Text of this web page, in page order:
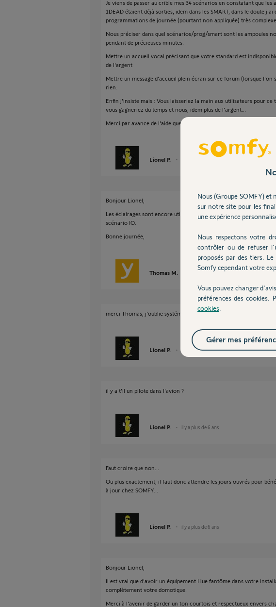
Je viens de passer au crible mes 34 scénarios en constatant que les
1DEAD étaient déjà sorties, idem dans les SMART, dans le doute j'ai
programmations de journée (pourtant non appliquée) très complexe
Nous préciser dans quel scénarios/prog/smart sont les ampoules
pendant de précieuses minutes.
Mettre un accueil vocal précisant que votre standard est
de l'argent
Mettre un message d'accueil plein écran sur ce forum (lorsque l'on
rien.
Enfin j'insiste mais : Vous laisseriez la main aux utilisateurs pour ce
vous gagneriez du temps et nous, idem plus de l'argent...
Merci par avance de l'aide que vous voudrez bien m'apporter et
Lionel P. il y a plus de 6 ans
Bonjour Lionel,
Les éclairages sont encore utilisés dans la programmation des
scénario IO.
Bonne journée,
Thomas M. il y a plus de 6 ans
merci Thomas, j'oublie systématiquement ce lanceur, c'est donc
Lionel P. il y a plus de 6 ans
il y a t'il un pilote dans l'avion ?
Lionel P. il y a plus de 6 ans
Faut croire que non...
Ou plus exactement, il faut donc attendre les jours ouvrés pour
à jour chez SOMFY...
Lionel P. il y a plus de 6 ans
Bonjour Lionel,
Il est vrai que d'avoir un équipement Hue fantôme dans votre
complètement votre domotique.
Merci à l'avenir de garder un ton courtois et respectueux envers
Nous (Groupe SOMFY) et
sur notre site pour les
une expérience
Nous respectons votre
contrôler ou de refuser
proposés par des tiers.
Somfy cependant votre
Vous pouvez changer
préférences des cookies.
cookies
Gérer mes